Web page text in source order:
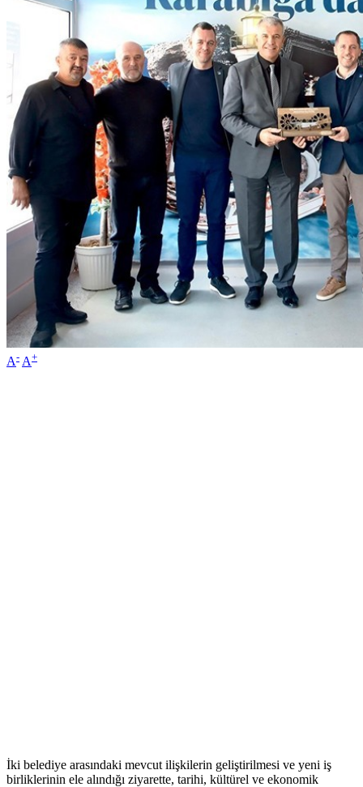
A- A+
İki belediye arasındaki mevcut ilişkilerin geliştirilmesi ve yeni iş
birliklerinin ele alındığı ziyarette, tarihi, kültürel ve ekonomik